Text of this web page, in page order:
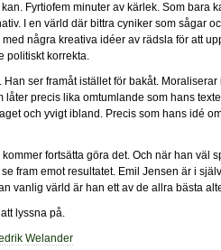
Fyrtiofem minuter av kärlek. Som bara
I en värld där bittra cyniker som sågar
några kreativa idéer av rädsla för att
politiskt korrekta.
ser framåt istället för bakåt. Moraliserar
låter precis lika omtumlande som hans
och yvigt ibland. Precis som hans idé
fortsätta göra det. Och när han väl
fram emot resultatet. Emil Jensen är i
vanlig värld är han ett av de allra bästa
lyssna på.